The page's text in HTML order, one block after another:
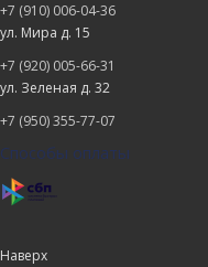
+7 (910) 006-04-36
ул. Мира д. 15
+7 (920) 005-66-31
ул. Зеленая д. 32
+7 (950) 355-77-07
Способы оплаты
Наверх